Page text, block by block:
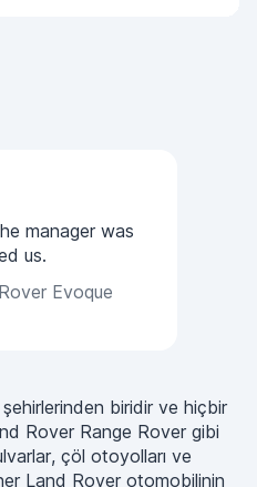
manager was
us.
Evoque
biridir ve hiçbir
Rover Range Rover gibi
çöl otoyolları ve
Land Rover otomobilinin